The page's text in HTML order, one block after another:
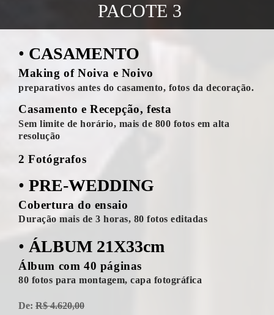
PACOTE 3
• CASAMENTO
Making of Noiva e Noivo
preparativos antes do casamento, fotos da decoração.
Casamento e Recepção, festa
Sem limite de horário, mais de 800 fotos em alta
resolução
2 Fotógrafos
• PRE-WEDDING
Cobertura do ensaio
Duração mais de 3 horas, 80 fotos editadas
• ÁLBUM 21X33cm
Álbum com 40 páginas
80 fotos para montagem, capa fotográfica
De: R$ 4.620,00